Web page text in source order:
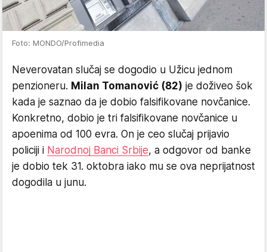
Foto: MONDO/Profimedia
Neverovatan slučaj se dogodio u Užicu jednom
penzioneru. Milan Tomanović (82) je doživeo šok
kada je saznao da je dobio falsifikovane novčanice.
Konkretno, dobio je tri falsifikovane novčanice u
apoenima od 100 evra. On je ceo slučaj prijavio
policiji i Narodnoj Banci Srbije, a odgovor od banke
je dobio tek 31. oktobra iako mu se ova neprijatnost
dogodila u junu.